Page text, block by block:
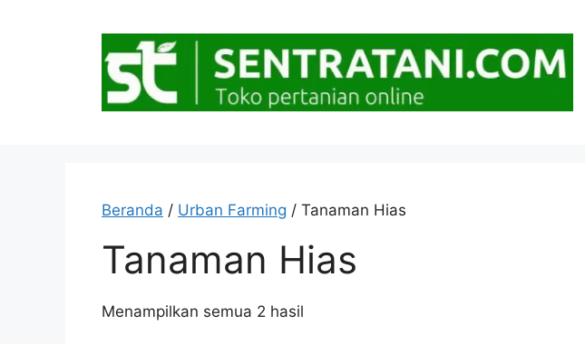
Beranda / Urban Farming / Tanaman Hias
Tanaman Hias
Menampilkan semua 2 hasil